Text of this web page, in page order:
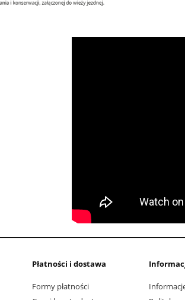
Płatności i dostawa
Formy płatności